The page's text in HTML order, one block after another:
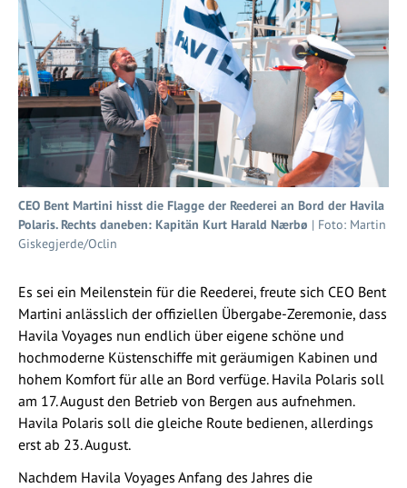
CEO Bent Martini hisst die Flagge der Reederei an Bord der Havila
Polaris. Rechts daneben: Kapitän Kurt Harald Nærbø | Foto: Martin
Giskegjerde/Oclin
Es sei ein Meilenstein für die Reederei, freute sich CEO Bent
Martini anlässlich der offiziellen Übergabe-Zeremonie, dass
Havila Voyages nun endlich über eigene schöne und
hochmoderne Küstenschiffe mit geräumigen Kabinen und
hohem Komfort für alle an Bord verfüge. Havila Polaris soll
am 17. August den Betrieb von Bergen aus aufnehmen.
Havila Polaris soll die gleiche Route bedienen, allerdings
erst ab 23. August.
Nachdem Havila Voyages Anfang des Jahres die